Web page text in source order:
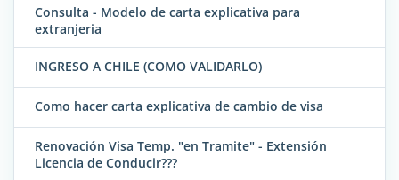
Consulta - Modelo de carta explicativa para
extranjeria
INGRESO A CHILE (COMO VALIDARLO)
Como hacer carta explicativa de cambio de visa
Renovación Visa Temp. "en Tramite" - Extensión
Licencia de Conducir???